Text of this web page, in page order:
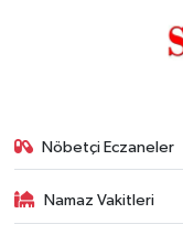
Nöbetçi Eczaneler
Namaz Vakitleri